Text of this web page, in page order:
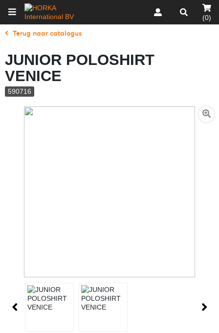
(0)
Terug naar catalogus
JUNIOR POLOSHIRT
VENICE
590716